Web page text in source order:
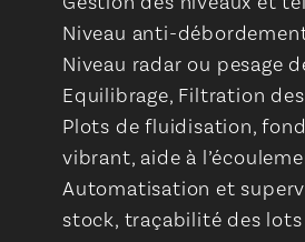
Niveau anti-
Niveau radar ou pesage
Equilibrage, Filtration
Plots de fluidisation,
vibrant, aide à
Automatisation et
stock, traçabilité des lots